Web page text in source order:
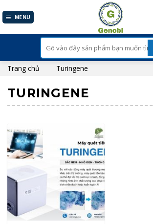
to
MENU
kiếm:
Trang chủ Turingene
TURINGENE